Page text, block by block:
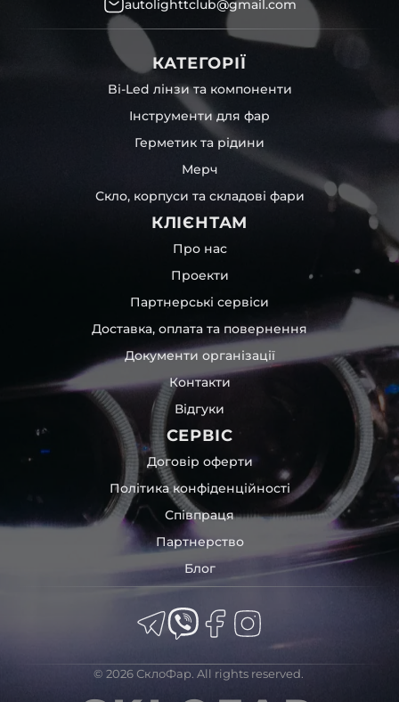
autolighttclub@gmail.com
КАТЕГОРІЇ
Bi-Led лінзи та компоненти
Інструменти для фар
Герметик та рідини
Мерч
Скло, корпуси та складові фари
КЛІЄНТАМ
Про нас
Проекти
Партнерські сервіси
Доставка, оплата та повернення
Документи організації
Контакти
Відгуки
СЕРВІС
Договір оферти
Політика конфіденційності
Співпраця
Партнерство
Блог
© 2026 СклоФар. All rights reserved.